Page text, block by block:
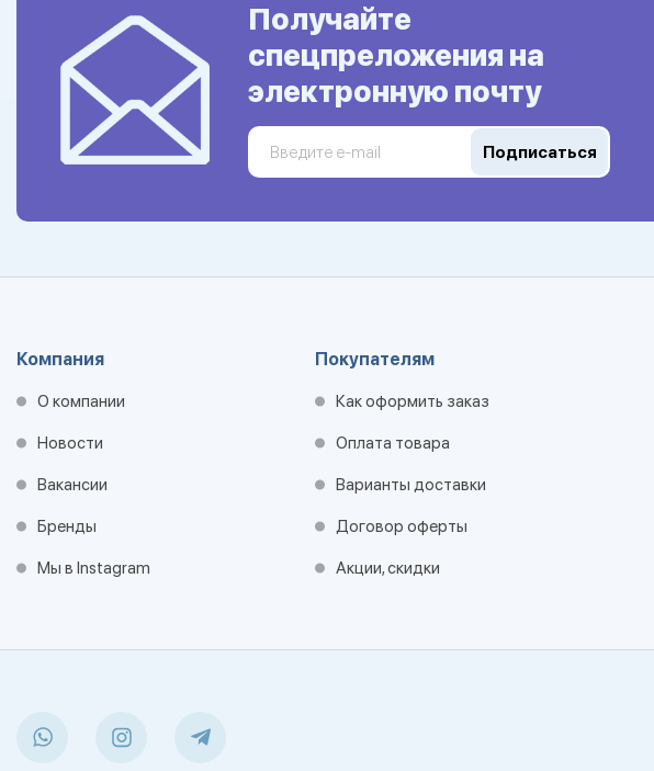
Получайте
спецпреложения на
электронную почту
Подписаться
Компания
О компании
Новости
Вакансии
Бренды
Мы в Instagram
Покупателям
Как оформить заказ
Оплата товара
Варианты доставки
Договор оферты
Акции, скидки